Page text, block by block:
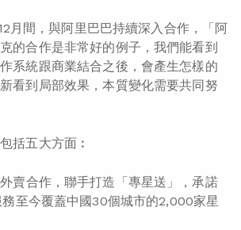
月間，與阿里巴巴持續深入合作，「阿
的合作是非常好的例子，我們能看到
系統跟商業結合之後，會產生怎樣的
看到局部效果，本質變化需要共同努
括五大方面︰
賣合作，聯手打造「專星送」，承諾
至今覆蓋中國30個城市的2,000家星